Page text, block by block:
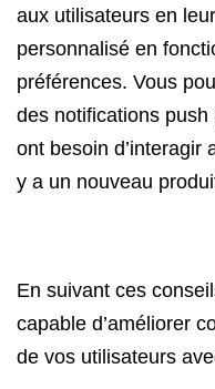
aux utilisateurs en
personnalisé en
préférences. Vous
des notifications
ont besoin d’interagir
y a un nouveau
En suivant ces
capable d’améliorer
de vos utilisateurs